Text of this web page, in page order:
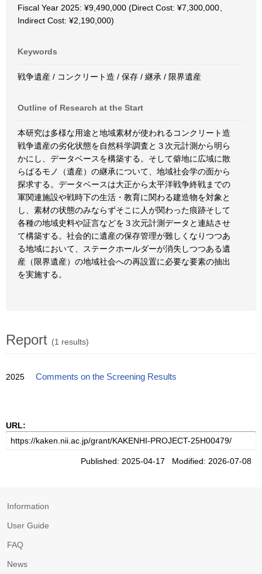
Fiscal Year 2025: ¥9,490,000 (Direct Cost: ¥7,300,000、
Indirect Cost: ¥2,190,000)
Keywords
戦争遺産 / コンクリート造 / 保存 / 継承 / 限界遺産
Outline of Research at the Start
本研究は多様な用途と地域素材が使われるコンクリート造
戦争遺産の劣化状態を自然科学調査と３次元計測から明ら
かにし、データベースを構築する。そして僻地に広域に散
らばるモノ（遺産）の継承について、地域社会学の面から
探求する。データベースは大正から太平洋戦争終戦までの
軍関連施設や戦時下の生活・教育に関わる建造物を対象と
し、素材の状態のみならずそこに人が関わった痕跡そして
各種の地域史料や証言などを３次元計測データと連結させ
て構築する。社会的に遺産の保存管理が難しくなりつつあ
る地域において、ステークホールダーが消失しつつある遺
産（限界遺産）の地域社会への再設置に必要な要素の抽出
を実施する。
Report (1 results)
2025 Comments on the Screening Results
URL:
Published: 2025-04-17 Modified: 2026-07-08
Information
User Guide
FAQ
News